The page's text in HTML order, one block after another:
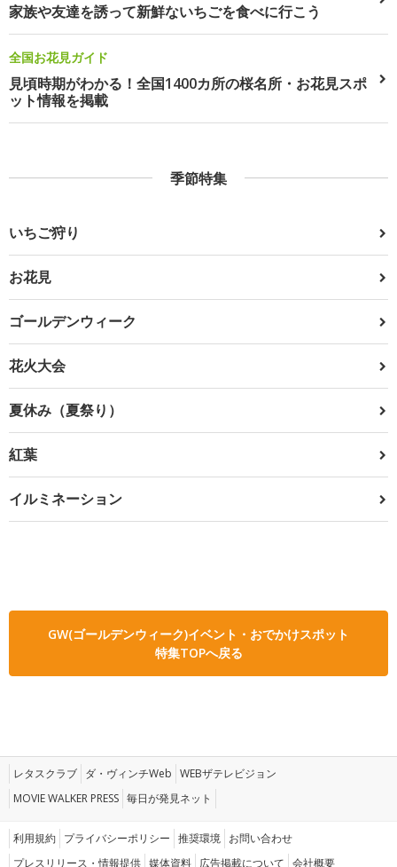
家族や友達を誘って新鮮ないちごを食べに行こう
全国お花見ガイド
見頃時期がわかる！全国1400カ所の桜名所・お花見スポ
ット情報を掲載
季節特集
いちご狩り
お花見
ゴールデンウィーク
花火大会
夏休み（夏祭り）
紅葉
イルミネーション
GW(ゴールデンウィーク)イベント・おでかけスポット
特集TOPへ戻る
レタスクラブ ダ・ヴィンチWeb WEBザテレビジョン
MOVIE WALKER PRESS 毎日が発見ネット
利用規約 プライバシーポリシー 推奨環境 お問い合わせ
プレスリリース・情報提供 媒体資料 広告掲載について 会社概要